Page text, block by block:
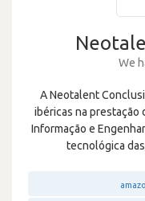
We
A Neotalent
ibéricas na prestação
Informação e
tecnológica